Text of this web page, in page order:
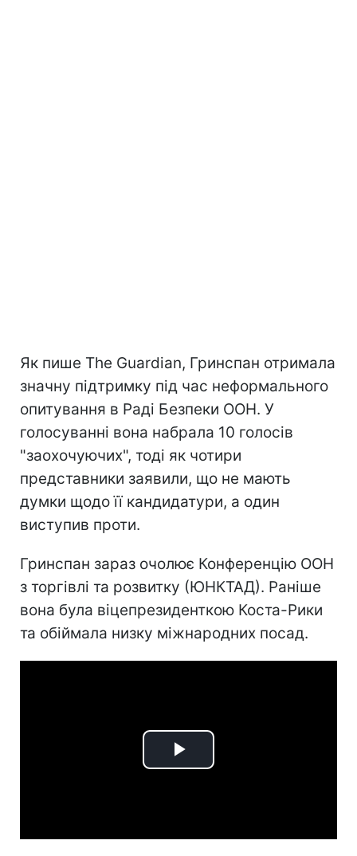
Як пише The Guardian, Гринспан отримала
значну підтримку під час неформального
опитування в Раді Безпеки ООН. У
голосуванні вона набрала 10 голосів
"заохочуючих", тоді як чотири
представники заявили, що не мають
думки щодо її кандидатури, а один
виступив проти.
Гринспан зараз очолює Конференцію ООН
з торгівлі та розвитку (ЮНКТАД). Раніше
вона була віцепрезиденткою Коста-Рики
та обіймала низку міжнародних посад.
Play